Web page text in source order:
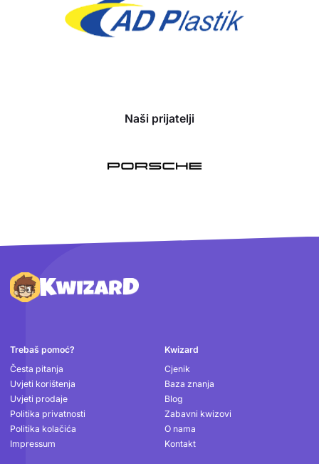
Naši prijatelji
Podnožje
Trebaš pomoć?
Česta pitanja
Uvjeti korištenja
Uvjeti prodaje
Politika privatnosti
Politika kolačića
Impressum
Kwizard
Cjenik
Baza znanja
Blog
Zabavni kwizovi
O nama
Kontakt